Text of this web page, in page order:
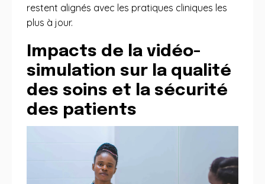
restent alignés avec les pratiques cliniques les
plus à jour.
Impacts de la vidéo-
simulation sur la qualité
des soins et la sécurité
des patients